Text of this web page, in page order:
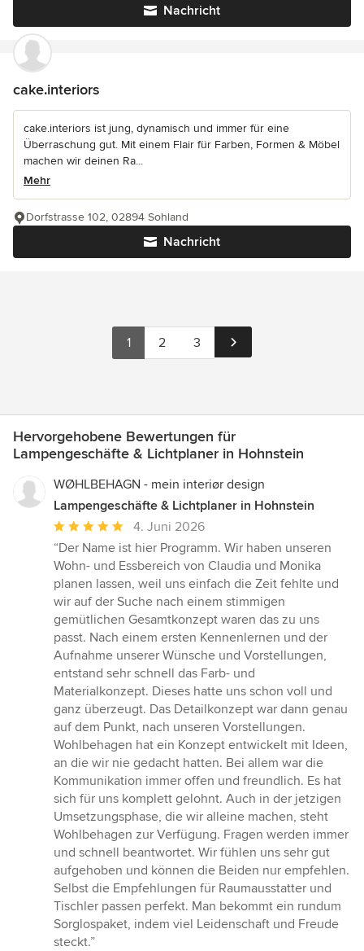
Nachricht
cake.interiors
cake.interiors ist jung, dynamisch und immer für eine
Überraschung gut. Mit einem Flair für Farben, Formen & Möbel
machen wir deinen Ra...
Mehr
Nachricht
Dorfstrasse 102, 02894 Sohland
1 2 3
Hervorgehobene Bewertungen für
Lampengeschäfte & Lichtplaner in Hohnstein
WØHLBEHAGN - mein interiør design
Lampengeschäfte & Lichtplaner in Hohnstein
Durchschnittliche
Bewertung:
5
von
5
Sternen
4. Juni 2026
“Der Name ist hier Programm. Wir haben unseren
Wohn- und Essbereich von Claudia und Monika
planen lassen, weil uns einfach die Zeit fehlte und
wir auf der Suche nach einem stimmigen
gemütlichen Gesamtkonzept waren das zu uns
passt. Nach einem ersten Kennenlernen und der
Aufnahme unserer Wünsche und Vorstellungen,
entstand sehr schnell das Farb- und
Materialkonzept. Dieses hatte uns schon voll und
ganz überzeugt. Das Detailkonzept war dann genau
auf dem Punkt, nach unseren Vorstellungen.
Wohlbehagen hat ein Konzept entwickelt mit Ideen,
an die wir nie gedacht hatten. Bei allem war die
Kommunikation immer offen und freundlich. Es hat
sich für uns komplett gelohnt. Auch in der jetzigen
Umsetzungsphase, die wir alleine machen, steht
Wohlbehagen zur Verfügung. Fragen werden immer
und schnell beantwortet. Wir fühlen uns sehr gut
aufgehoben und können die Beiden nur empfehlen.
Selbst die Empfehlungen für Raumausstatter und
Tischler passen perfekt. Man bekommt ein rundum
Sorglospaket, indem viel Leidenschaft und Freude
steckt.”